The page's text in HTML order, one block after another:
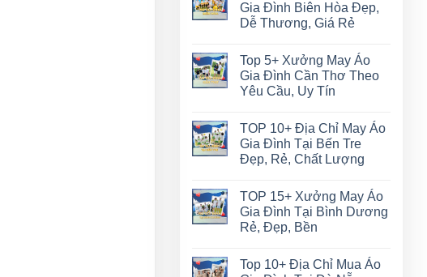
Gia Đình Biên Hòa Đẹp,
Dễ Thương, Giá Rẻ
Top 5+ Xưởng May Áo
Gia Đình Cần Thơ Theo
Yêu Cầu, Uy Tín
TOP 10+ Địa Chỉ May Áo
Gia Đình Tại Bến Tre
Đẹp, Rẻ, Chất Lượng
TOP 15+ Xưởng May Áo
Gia Đình Tại Bình Dương
Rẻ, Đẹp, Bền
Top 10+ Địa Chỉ Mua Áo